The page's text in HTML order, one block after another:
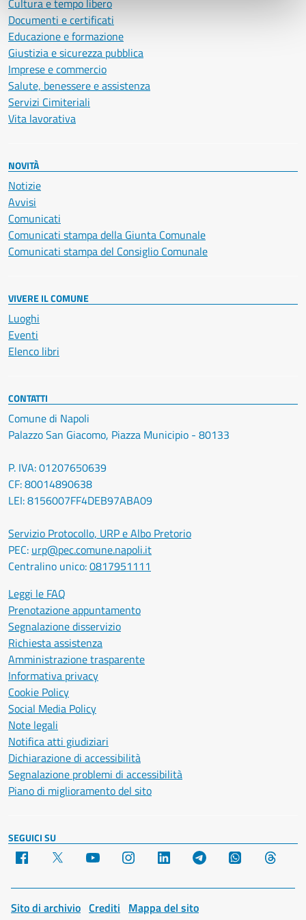
Cultura e tempo libero
Documenti e certificati
Educazione e formazione
Giustizia e sicurezza pubblica
Imprese e commercio
Salute, benessere e assistenza
Servizi Cimiteriali
Vita lavorativa
NOVITÀ
Notizie
Avvisi
Comunicati
Comunicati stampa della Giunta Comunale
Comunicati stampa del Consiglio Comunale
VIVERE IL COMUNE
Luoghi
Eventi
Elenco libri
CONTATTI
Comune di Napoli
Palazzo San Giacomo, Piazza Municipio - 80133
P. IVA: 01207650639
CF: 80014890638
LEI: 8156007FF4DEB97ABA09
Servizio Protocollo, URP e Albo Pretorio
PEC: urp@pec.comune.napoli.it
Centralino unico:0817951111
Leggi le FAQ
Prenotazione appuntamento
Segnalazione disservizio
Richiesta assistenza
Amministrazione trasparente
Informativa privacy
Cookie Policy
Social Media Policy
Note legali
Notifica atti giudiziari
Dichiarazione di accessibilità
Segnalazione problemi di accessibilità
Piano di miglioramento del sito
SEGUICI SU
Facebook YouTube Instagram LinkedIn Telegram WhatsApp
Sito di archivio Crediti Mappa del sito